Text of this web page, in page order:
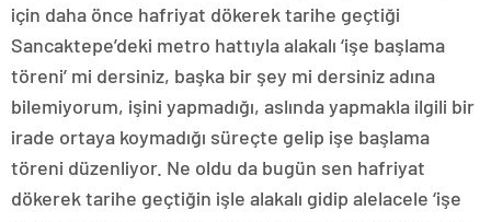
için daha önce hafriyat dökerek tarihe geçtiği
Sancaktepe’deki metro hattıyla alakalı ‘işe başlama
töreni’ mi dersiniz, başka bir şey mi dersiniz adına
bilemiyorum, işini yapmadığı, aslında yapmakla ilgili bir
irade ortaya koymadığı süreçte gelip işe başlama
töreni düzenliyor. Ne oldu da bugün sen hafriyat
dökerek tarihe geçtiğin işle alakalı gidip alelacele ‘işe